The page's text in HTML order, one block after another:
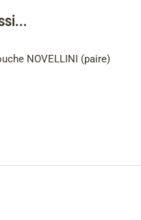
NOVELLINI (paire)